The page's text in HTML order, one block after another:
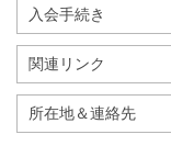
入会手続き
関連リンク
所在地＆連絡先